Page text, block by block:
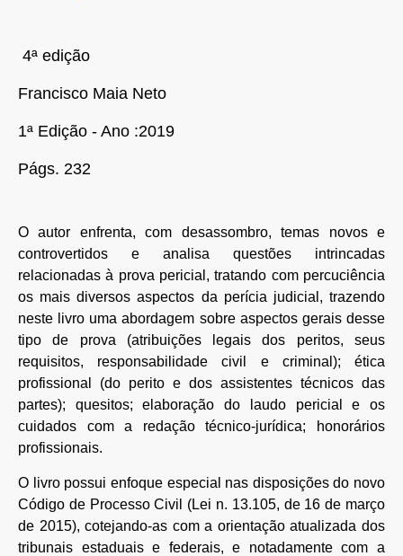
4ª edição
Francisco Maia Neto
1ª Edição - Ano :2019
Págs. 232
O autor enfrenta, com desassombro, temas novos e
controvertidos e analisa questões intrincadas
relacionadas à prova pericial, tratando com percuciência
os mais diversos aspectos da perícia judicial, trazendo
neste livro uma abordagem sobre aspectos gerais desse
tipo de prova (atribuições legais dos peritos, seus
requisitos, responsabilidade civil e criminal); ética
profissional (do perito e dos assistentes técnicos das
partes); quesitos; elaboração do laudo pericial e os
cuidados com a redação técnico-jurídica; honorários
profissionais.
O livro possui enfoque especial nas disposições do novo
Código de Processo Civil (Lei n. 13.105, de 16 de março
de 2015), cotejando-as com a orientação atualizada dos
tribunais estaduais e federais, e notadamente com a